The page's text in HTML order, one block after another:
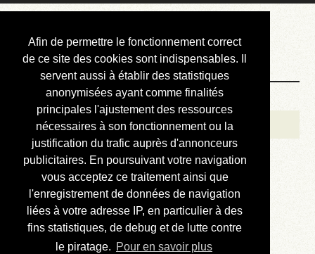
Afin de permettre le fonctionnement correct
de ce site des cookies sont indispensables. Il
servent aussi à établir des statistiques
anonymisées ayant comme finalités
principales l'ajustement des ressources
nécessaires à son fonctionnement ou la
justification du trafic auprès d'annonceurs
publicitaires. En poursuivant votre navigation
vous acceptez ce traitement ainsi que
l'enregistrement de données de navigation
liées à votre adresse IP, en particulier à des
fins statistiques, de debug et de lutte contre
le piratage. Pour en savoir plus
Courbis, « LE »
Blog Officiel
Bienvenue
Réalisations
Divers (et d’été)
Annonces
Liens externes
Téléchargement